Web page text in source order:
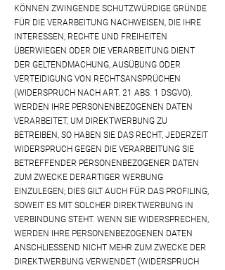
KÖNNEN ZWINGENDE SCHUTZWÜRDIGE GRÜNDE
FÜR DIE VERARBEITUNG NACHWEISEN, DIE IHRE
INTERESSEN, RECHTE UND FREIHEITEN
ÜBERWIEGEN ODER DIE VERARBEITUNG DIENT
DER GELTENDMACHUNG, AUSÜBUNG ODER
VERTEIDIGUNG VON RECHTSANSPRÜCHEN
(WIDERSPRUCH NACH ART. 21 ABS. 1 DSGVO).
WERDEN IHRE PERSONENBEZOGENEN DATEN
VERARBEITET, UM DIREKTWERBUNG ZU
BETREIBEN, SO HABEN SIE DAS RECHT, JEDERZEIT
WIDERSPRUCH GEGEN DIE VERARBEITUNG SIE
BETREFFENDER PERSONENBEZOGENER DATEN
ZUM ZWECKE DERARTIGER WERBUNG
EINZULEGEN; DIES GILT AUCH FÜR DAS PROFILING,
SOWEIT ES MIT SOLCHER DIREKTWERBUNG IN
VERBINDUNG STEHT. WENN SIE WIDERSPRECHEN,
WERDEN IHRE PERSONENBEZOGENEN DATEN
ANSCHLIESSEND NICHT MEHR ZUM ZWECKE DER
DIREKTWERBUNG VERWENDET (WIDERSPRUCH